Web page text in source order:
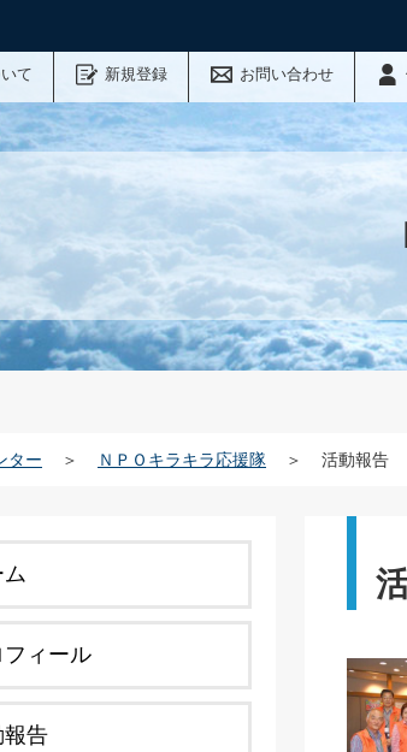
て 新規登録 お問い合わせ
ター ＞ ＮＰＯキラキラ応援隊 ＞ 活動報告
フィール
報告